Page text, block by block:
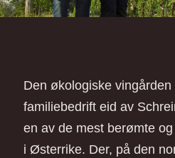
Den økologiske
familiebedrift eid av
en av de mest berømte
i Østerrike. Der, på den